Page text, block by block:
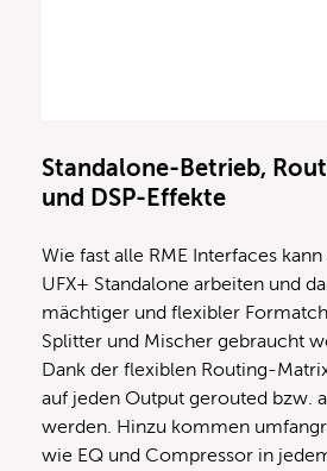
Standalone-Betrieb,
und DSP-Effekte
Wie fast alle RME Interfaces
UFX+ Standalone arbeiten und
mächtiger und flexibler
Splitter und Mischer gebraucht
Dank der flexiblen Routing-
auf jeden Output gerouted bzw.
werden. Hinzu kommen
wie EQ und Compressor in